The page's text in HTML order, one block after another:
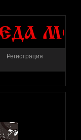
Регистрация